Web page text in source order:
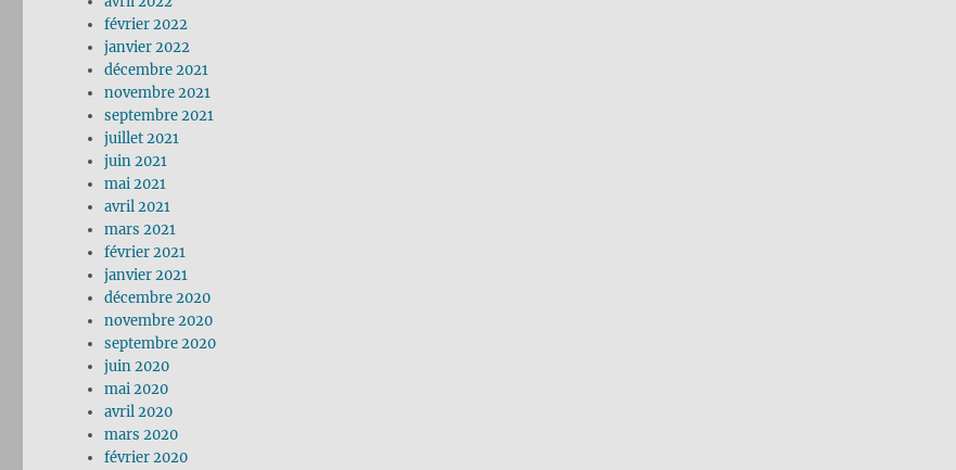
février 2022
janvier 2022
décembre 2021
novembre 2021
septembre 2021
juillet 2021
juin 2021
mai 2021
avril 2021
mars 2021
février 2021
janvier 2021
décembre 2020
novembre 2020
septembre 2020
juin 2020
mai 2020
avril 2020
mars 2020
février 2020